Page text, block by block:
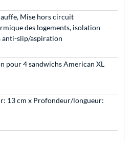
Mise hors circuit
des logements, isolation
anti-slip/aspiration
pour 4 sandwichs American XL
13 cm x Profondeur/longueur: